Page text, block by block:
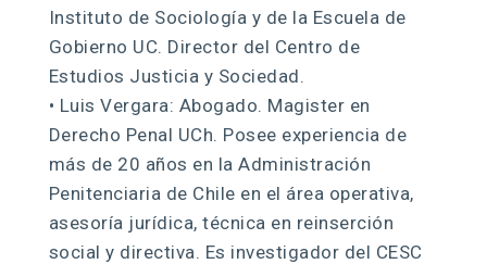
Instituto de Sociología y de la Escuela de
Gobierno UC. Director del Centro de
Estudios Justicia y Sociedad.
• Luis Vergara: Abogado. Magister en
Derecho Penal UCh. Posee experiencia de
más de 20 años en la Administración
Penitenciaria de Chile en el área operativa,
asesoría jurídica, técnica en reinserción
social y directiva. Es investigador del CESC